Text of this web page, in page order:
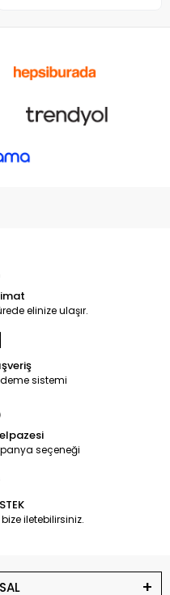
elinize ulaşır.
sistemi
seçeneği
iletebilirsiniz.